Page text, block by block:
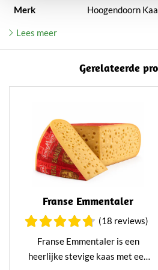
Merk Hoogendoorn
Lees meer
Gerelateerde
Franse Emmentaler
(18 reviews)
Franse Emmentaler is een
heerlijke stevige kaas met een